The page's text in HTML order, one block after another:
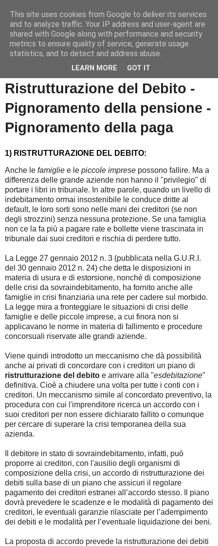
Informazioni per tutti
Dedicato a lavoratori e pensionati.
Ristrutturazione del Debito -
Pignoramento della pensione -
Pignoramento della paga
1) RISTRUTTURAZIONE DEL DEBITO:
Anche le famiglie e le piccole imprese possono fallire. Ma a
differenza delle grande aziende non hanno il "privilegio" di
portare i libri in tribunale. In altre parole, quando un livello di
indebitamento ormai insostenibile le conduce dritte al
default, le loro sorti sono nelle mani dei creditori (se non
degli strozzini) senza nessuna protezione. Se una famiglia
non ce la fa più a pagare rate e bollette viene trascinata in
tribunale dai suoi creditori e rischia di perdere tutto.
La Legge 27 gennaio 2012 n. 3 (pubblicata nella G.U.R.I.
del 30 gennaio 2012 n. 24) che detta le disposizioni in
materia di usura e di estorsione, nonché di composizione
delle crisi da sovraindebitamento, ha fornito anche alle
famiglie in crisi finanziaria una rete per cadere sul morbido.
La legge mira a fronteggiare le situazioni di crisi delle
famiglie e delle piccole imprese, a cui finora non si
applicavano le norme in materia di fallimento e procedure
concorsuali riservate alle grandi aziende.
Viene quindi introdotto un meccanismo che dà possibilità
anche ai privati di concordare con i creditori un piano di
ristrutturazione del debito e arrivare alla "esdebitazione"
definitiva. Cioè a chiudere una volta per tutte i conti con i
creditori. Un meccanismo simile al concordato preventivo, la
procedura con cui l'imprenditore ricerca un accordo con i
suoi creditori per non essere dichiarato fallito o comunque
per cercare di superare la crisi temporanea della sua
azienda.
Il debitore in stato di sovraindebitamento, infatti, può
proporre ai creditori, con l'ausilio degli organismi di
composizione della crisi, un accordo di ristrutturazione dei
debiti sulla base di un piano che assicuri il regolare
pagamento dei creditori estranei all’accordo stesso. Il piano
dovrà prevedere le scadenze e le modalità di pagamento dei
creditori, le eventuali garanzie rilasciate per l’adempimento
dei debiti e le modalità per l’eventuale liquidazione dei beni.
La proposta di accordo prevede la ristrutturazione dei debiti
This site uses cookies from Google to deliver its services
and to analyze traffic. Your IP address and user-agent are
shared with Google along with performance and security
metrics to ensure quality of service, generate usage
statistics, and to detect and address abuse.
LEARN MORE GOT IT